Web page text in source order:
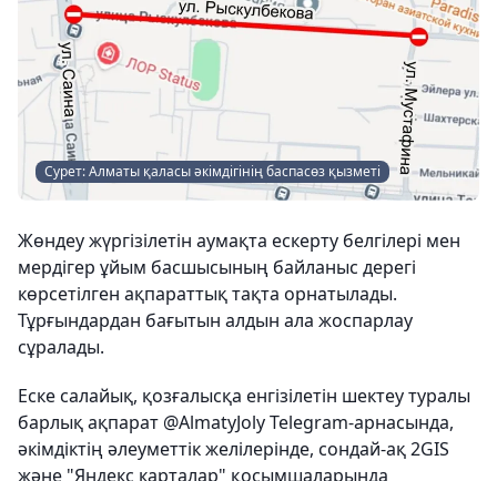
Сурет: Алматы қаласы әкімдігінің баспасөз қызметі
Жөндеу жүргізілетін аумақта ескерту белгілері мен
мердігер ұйым басшысының байланыс дерегі
көрсетілген ақпараттық тақта орнатылады.
Тұрғындардан бағытын алдын ала жоспарлау
сұралады.
Еске салайық, қозғалысқа енгізілетін шектеу туралы
барлық ақпарат @AlmatyJoly Telegram-арнасында,
әкімдіктің әлеуметтік желілерінде, сондай-ақ 2GIS
және "Яндекс карталар" қосымшаларында